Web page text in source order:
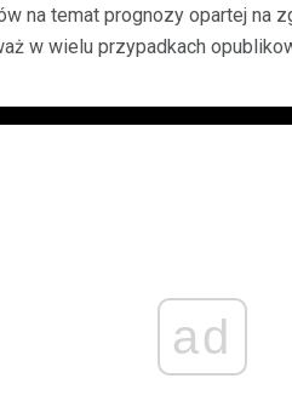
na temat prognozy opartej na
w wielu przypadkach
ad